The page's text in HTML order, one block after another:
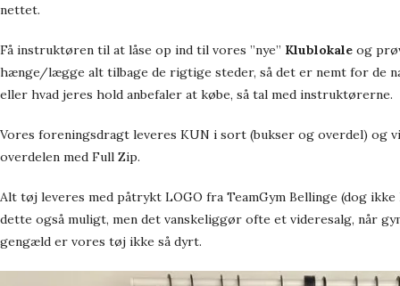
nettet.
Få instruktøren til at låse op ind til vores ”nye” Klublokale og
hænge/lægge alt tilbage de rigtige steder, så det er nemt for de
eller hvad jeres hold anbefaler at købe, så tal med instruktørerne.
Vores foreningsdragt leveres KUN i sort (bukser og overdel) og
overdelen med Full Zip.
Alt tøj leveres med påtrykt LOGO fra TeamGym Bellinge (dog
dette også muligt, men det vanskeliggør ofte et videresalg, når
gengæld er vores tøj ikke så dyrt.